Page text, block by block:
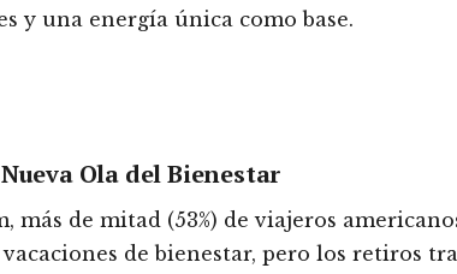
y una energía única como base.
Ola del Bienestar
más de mitad (53%) de viajeros
de bienestar, pero los retiros